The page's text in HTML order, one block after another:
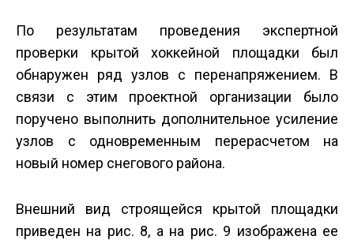
По результатам проведения экс­пертной
проверки крытой хоккейной площадки был
обнаружен ряд узлов с перенапряжением. В
связи с этим проектной организации было
поручено выполнить дополнительное усиление
узлов с одновременным перерасчетом на
новый номер снегового района.
Внешний вид строящейся крытой площадки
приведен на рис. 8, а на рис. 9 изображена ее